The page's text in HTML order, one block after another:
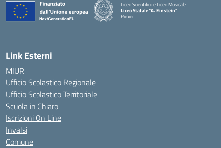
Liceo Scientifico e Liceo Musicale
Liceo Statale "A. Einstein"
Rimini
Link Esterni
MIUR
Ufficio Scolastico Regionale
Ufficio Scolastico Territoriale
Scuola in Chiaro
Iscrizioni On Line
Invalsi
Comune